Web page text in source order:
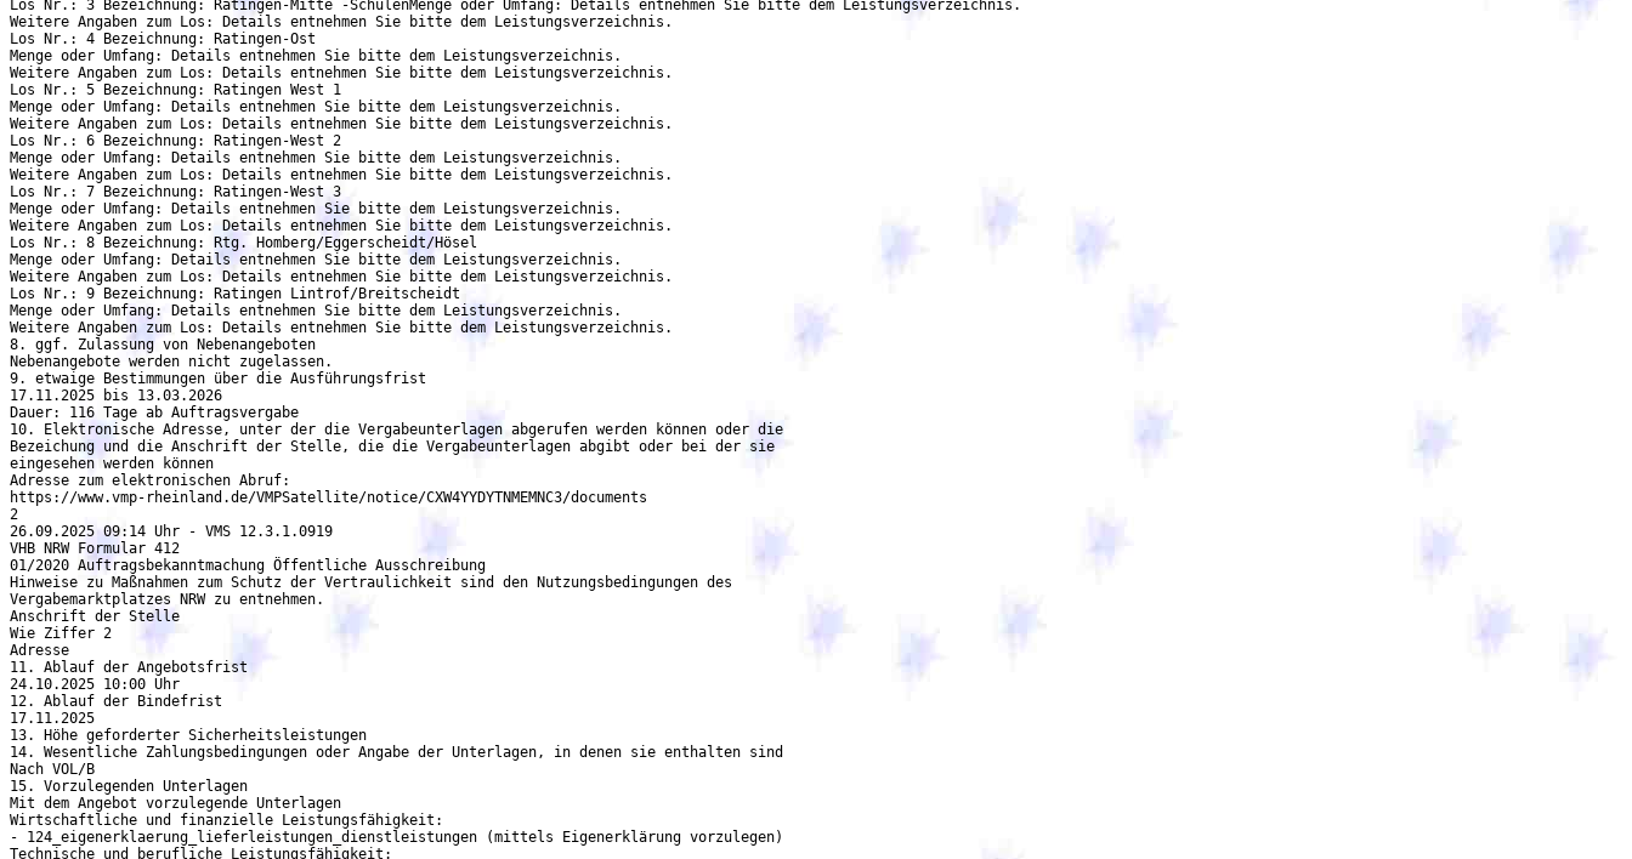
Los Nr.: 3 Bezeichnung: Ratingen-Mitte -SchulenMenge oder Umfang: Details entnehmen Sie bitte dem Leistungsverzeichnis.
Weitere Angaben zum Los: Details entnehmen Sie bitte dem Leistungsverzeichnis.
Los Nr.: 4 Bezeichnung: Ratingen-Ost
Menge oder Umfang: Details entnehmen Sie bitte dem Leistungsverzeichnis.
Weitere Angaben zum Los: Details entnehmen Sie bitte dem Leistungsverzeichnis.
Los Nr.: 5 Bezeichnung: Ratingen West 1
Menge oder Umfang: Details entnehmen Sie bitte dem Leistungsverzeichnis.
Weitere Angaben zum Los: Details entnehmen Sie bitte dem Leistungsverzeichnis.
Los Nr.: 6 Bezeichnung: Ratingen-West 2
Menge oder Umfang: Details entnehmen Sie bitte dem Leistungsverzeichnis.
Weitere Angaben zum Los: Details entnehmen Sie bitte dem Leistungsverzeichnis.
Los Nr.: 7 Bezeichnung: Ratingen-West 3
Menge oder Umfang: Details entnehmen Sie bitte dem Leistungsverzeichnis.
Weitere Angaben zum Los: Details entnehmen Sie bitte dem Leistungsverzeichnis.
Los Nr.: 8 Bezeichnung: Rtg. Homberg/Eggerscheidt/Hösel
Menge oder Umfang: Details entnehmen Sie bitte dem Leistungsverzeichnis.
Weitere Angaben zum Los: Details entnehmen Sie bitte dem Leistungsverzeichnis.
Los Nr.: 9 Bezeichnung: Ratingen Lintrof/Breitscheidt
Menge oder Umfang: Details entnehmen Sie bitte dem Leistungsverzeichnis.
Weitere Angaben zum Los: Details entnehmen Sie bitte dem Leistungsverzeichnis.
8. ggf. Zulassung von Nebenangeboten
Nebenangebote werden nicht zugelassen.
9. etwaige Bestimmungen über die Ausführungsfrist
17.11.2025 bis 13.03.2026
Dauer: 116 Tage ab Auftragsvergabe
10. Elektronische Adresse, unter der die Vergabeunterlagen abgerufen werden können oder die
Bezeichung und die Anschrift der Stelle, die die Vergabeunterlagen abgibt oder bei der sie
eingesehen werden können
Adresse zum elektronischen Abruf:
https://www.vmp-rheinland.de/VMPSatellite/notice/CXW4YYDYTNMEMNC3/documents
2
26.09.2025 09:14 Uhr - VMS 12.3.1.0919
VHB NRW Formular 412
01/2020 Auftragsbekanntmachung Öffentliche Ausschreibung
Hinweise zu Maßnahmen zum Schutz der Vertraulichkeit sind den Nutzungsbedingungen des
Vergabemarktplatzes NRW zu entnehmen.
Anschrift der Stelle
Wie Ziffer 2
Adresse
11. Ablauf der Angebotsfrist
24.10.2025 10:00 Uhr
12. Ablauf der Bindefrist
17.11.2025
13. Höhe geforderter Sicherheitsleistungen
14. Wesentliche Zahlungsbedingungen oder Angabe der Unterlagen, in denen sie enthalten sind
Nach VOL/B
15. Vorzulegenden Unterlagen
Mit dem Angebot vorzulegende Unterlagen
Wirtschaftliche und finanzielle Leistungsfähigkeit:
- 124_eigenerklaerung_lieferleistungen_dienstleistungen (mittels Eigenerklärung vorzulegen)
Technische und berufliche Leistungsfähigkeit: